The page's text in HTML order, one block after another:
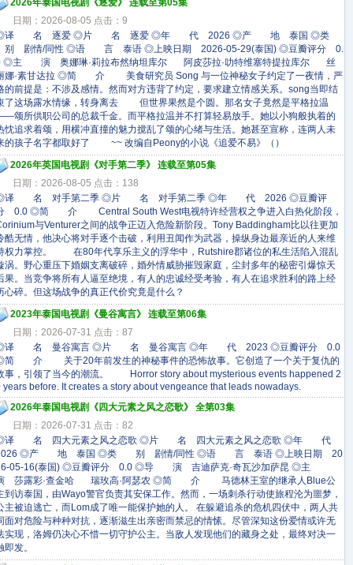
2026年泰国电视剧《逐爱》 连载至第05集
日期：2026-08-05 点击：9
译 名 逐爱 ◎片 名 逐爱 ◎年 代 2026 ◎产 地 泰国 ◎类
剧情/同性 ◎语 言 泰语 ◎上映日期 2026-05-29(泰国) ◎豆瓣评分 0.
◎主 演 奥娜琳·莉拉布然纳坦库尔 阿皮莎拉·叻特维塞特提拉库尔 丝
娜·素甘达拉 ◎简 介 美食研究员 Song 与一位神秘女子约定了一夜情，严
的前提是：不涉及感情。然而对方违背了约定，要求建立情感关系。song当即结
了这场露水情缘，转身离去 但世界果然是个圆。那名女子竟然是平格拉温
颂所供职公司的总裁千金。而平格拉温并不打算轻易放手。她以小狗般执着的
忱追求着颂，用横冲直撞的魅力搅乱了颂的心绪与生活。她甚至宣称，连两人未
的孩子名字都取好了 ~~ 改编自Peony的小说《追爱不易》（）
2026年英国电视剧《对手第二季》 连载至第05集
日期：2026-08-05 点击：138
译 名 对手第二季 ◎片 名 对手第二季 ◎年 代 2026 ◎豆瓣评
0.0 ◎简 介 Central South West电视特许经营权之争进入白热化阶段，
与Venturer之间的战争正迈入危险新阶段。Tony Baddingham比以往更加
酷无情，他决心将对手逐个击破，利用丑闻作为武器，操纵身边最亲近的人来维
权力掌控。 在80年代享乐主义的浮华中，Rutshire郡诸位的私生活陷入混乱
涡。野心重压下婚姻支离破碎，婚外情威胁摧毁家庭，尘封多年的秘密引爆惊天
果。当竞争将所有人逼至绝境，有人的忠诚经受考验，有人在追求胜利的路上经
心碎。但这场战争的真正代价究竟是什么？
2023年泰国电视剧《曼谷寓言》 连载至第06集
日期：2026-07-31 点击：87
译 名 曼谷寓言 ◎片 名 曼谷寓言 ◎年 代 2023 ◎豆瓣评分 0.0
介 关于20年前发生的神秘事件的恐怖故事。它创造了一个关于复仇的
事，引领了当今的潮流。 Horror story about mysterious events happened 2
years before. It creates a story about vengeance that leads nowadays.
2026年泰国电视剧《四大元素之风之恋歌》 全第03集
日期：2026-07-31 点击：82
译 名 四大元素之风之恋歌 ◎片 名 四大元素之风之恋歌 ◎年 代
◎产 地 泰国 ◎类 别 剧情/同性 ◎语 言 泰语 ◎上映日期 20
05-16(泰国) ◎豆瓣评分 0.0 ◎导 演 吉迪萨克·奇瓦沙加萨昆 ◎主
莎露彩·查金哈 瑞玫高·阿瑟农 ◎简 介 马德林王室的继承人Blue公
到访泰国，由Wayo警官负责其安保工作。然而，一场刺杀行动使旅程沦为噩梦，
主被迫逃亡，而Lom成了唯一能保护她的人。 在躲避追杀的危机四伏中，两人共
面对危险与种种对抗，逐渐滋生出亲密而禁忌的情愫。尽管深知这份爱情或许无
实现，洛姆仍决心不惜一切守护公主。当敌人发现他们的藏身之处，最终对决一
即发。